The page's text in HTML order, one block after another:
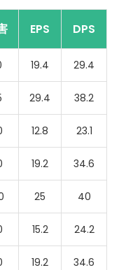
EPS DPS
19.4 29.4
29.4 38.2
12.8 23.1
19.2 34.6
25 40
15.2 24.2
19.2 34.6